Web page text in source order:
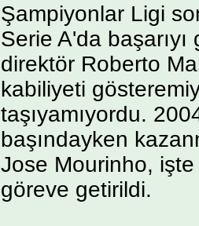
Şampiyonlar Ligi
Serie A'da
direktör Roberto
kabiliyeti
taşıyamıyordu.
başındayken
Jose Mourinho,
göreve getirildi.